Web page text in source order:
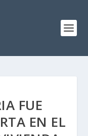
FUE
EN EL